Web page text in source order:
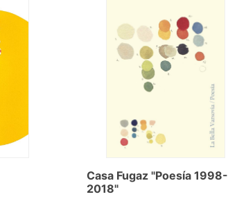
Casa Fugaz "Poesía 1998-
2018"